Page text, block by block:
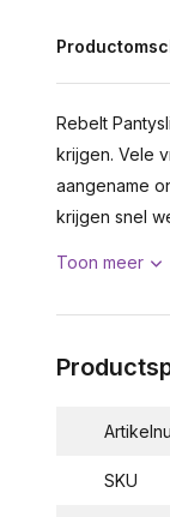
Rebelt
krijgen. Vele
aangename
krijgen snel
Toon meer
SKU